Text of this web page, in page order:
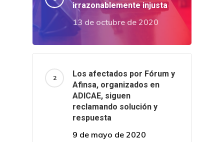
irrazonablemente injusta
13 de octubre de 2020
Los afectados por Fórum y
Afinsa, organizados en
ADICAE, siguen
reclamando solución y
respuesta
9 de mayo de 2020